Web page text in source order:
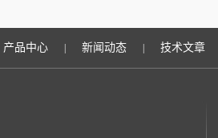
产品中心 新闻动态 技术文章